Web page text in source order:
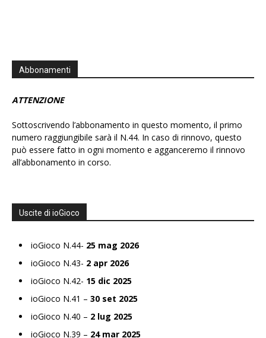
Abbonamenti
ATTENZIONE
Sottoscrivendo l’abbonamento in questo momento, il primo
numero raggiungibile sarà il N.44. In caso di rinnovo, questo
può essere fatto in ogni momento e agganceremo il rinnovo
all’abbonamento in corso.
Uscite di ioGioco
ioGioco N.44- 25 mag 2026
ioGioco N.43- 2 apr 2026
ioGioco N.42- 15 dic 2025
ioGioco N.41 – 30 set 2025
ioGioco N.40 – 2 lug 2025
ioGioco N.39 – 24 mar 2025